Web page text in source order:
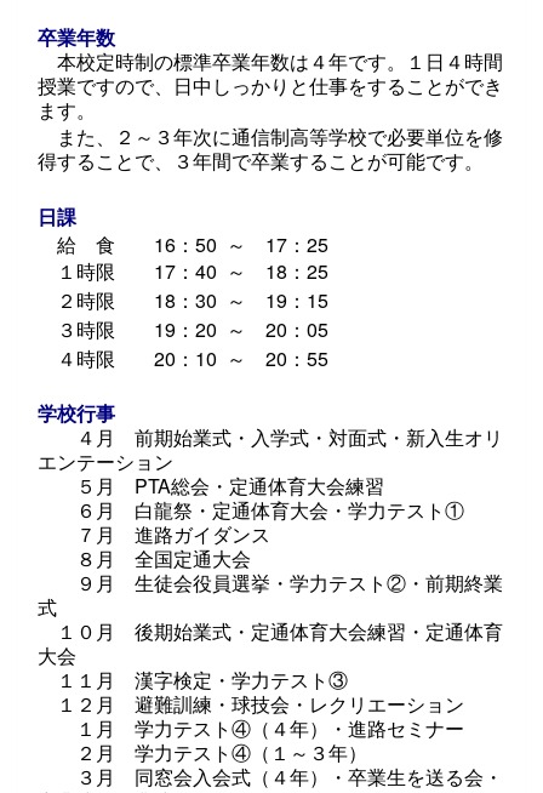
卒業年数
本校定時制の標準卒業年数は４年です。１日４時間
授業ですので、日中しっかりと仕事をすることができ
ます。
また、２～３年次に通信制高等学校で必要単位を修
得することで、３年間で卒業することが可能です。
日課
給 食 16 ：50 ～ 17 ：25
１時限 17 ： 40 ～ 18 ： 25
２時限 18 ： 30 ～ 19 ： 15
３時限 19 ： 20 ～ 20 ： 05
４時限 20 ： 10 ～ 20 ： 55
学校行事
４月 前期始業式・入学式・対面式・新入生オリ
エンテーション
５月 PTA総会・定通体育大会練習
６月 白龍祭・定通体育大会・学力テスト①
７月 進路ガイダンス
８月 全国定通大会
９月 生徒会役員選挙・学力テスト②・前期終業
式
１０月 後期始業式・定通体育大会練習・定通体育
大会
１１月 漢字検定・学力テスト③
１２月 避難訓練・球技会・レクリエーション
１月 学力テスト④ （４年）・進路セミナー
２月 学力テスト④ （１～３年）
３月 同窓会入会式（４年）・卒業生を送る会・